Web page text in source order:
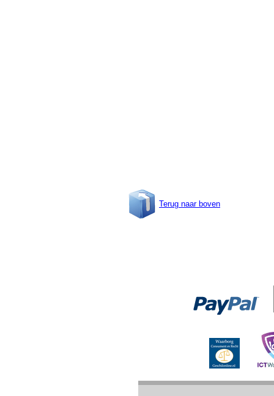
Terug naar boven